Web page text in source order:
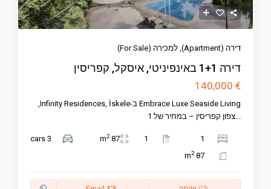
דירה (Apartment) ,למכירה (For Sale)
דירה 1+1 באינפיניטי, איסקל, קפריסין
€ 140,000
Embrace Luxe Seaside Living ב-Infinity Residences, İskele,
צפון קפריסין – במחיר של 1...
1
1
87 m
2
3 cars
87 m
2